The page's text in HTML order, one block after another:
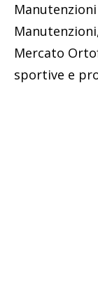
Mercato
sportive e